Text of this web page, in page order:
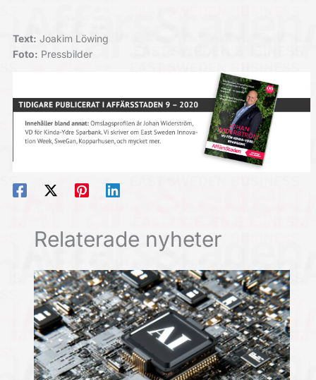
Text: Joakim Löwing
Foto: Pressbilder
Relaterade nyheter